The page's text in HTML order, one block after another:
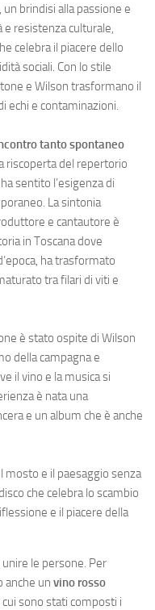
brindisi alla passione e
e resistenza culturale,
celebra il piacere dello
sociali. Con lo stile
e Wilson trasformano il
echi e contaminazioni.
tanto spontaneo
riscoperta del repertorio
ha sentito l’esigenza di
La sintonia
e cantautore è
in Toscana dove
ha trasformato
tra filari di viti e
è stato ospite di Wilson
della campagna e
il vino e la musica si
è nata una
e un album che è anche
mosto e il paesaggio senza
che celebra lo scambio
e il piacere della
unire le persone. Per
anche un vino rosso
sono stati composti i